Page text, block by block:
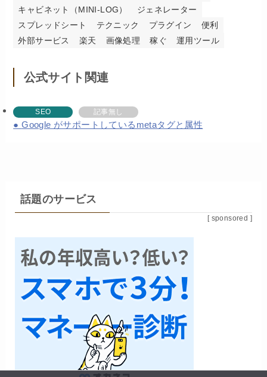
キャビネット（MINI-LOG）
ジェネレーター
スプレッドシート
テクニック プラグイン
便利
外部サービス
楽天 画像処理 稼ぐ 運用ツール
公式サイト関連
SEO 記事無し
Google がサポートしているmetaタグと属性
話題のサービス
[ sponsored ]